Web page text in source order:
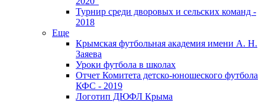
Турнир среди дворовых и сельских команд -
2018
Еще
Крымская футбольная академия имени А. Н.
Заяева
Уроки футбола в школах
Отчет Комитета детско-юношеского футбола
КФС - 2019
Логотип ДЮФЛ Крыма